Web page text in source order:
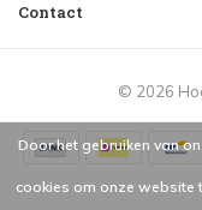
Contact
© 2026
Door het gebruiken van
cookies om onze website